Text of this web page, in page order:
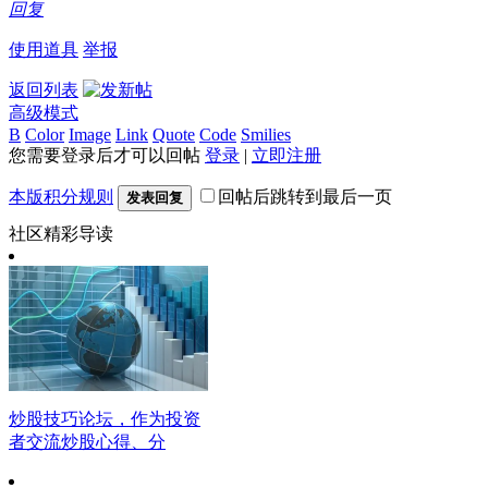
回复
使用道具 举报
返回列表
高级模式
B Color Image Link Quote Code Smilies
您需要登录后才可以回帖 登录 | 立即注册
本版积分规则 发表回复
回帖后跳转到最后一页
社区精彩导读
炒股技巧论坛，作为投资
者交流炒股心得、分